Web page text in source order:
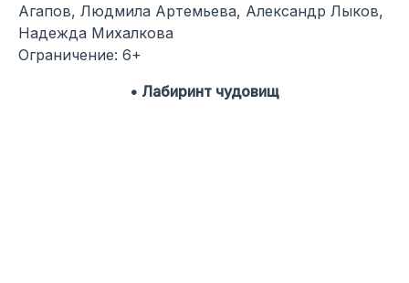
Агапов, Людмила Артемьева, Александр Лыков,
Надежда Михалкова
Ограничение: 6+
• Лабиринт чудовищ